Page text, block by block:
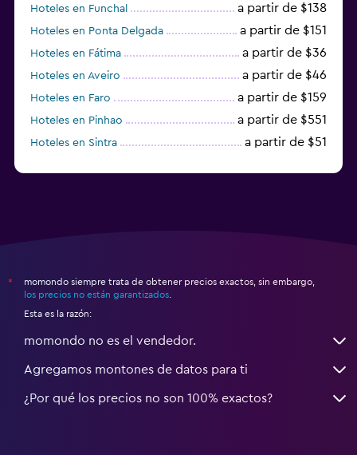
Hoteles en Funchal a partir de $138
Hoteles en Ponta Delgada a partir de $151
Hoteles en Fátima a partir de $36
Hoteles en Aveiro a partir de $46
Hoteles en Faro a partir de $159
Hoteles en Pinhao a partir de $551
Hoteles en Sintra a partir de $51
*
momondo siempre trata de obtener precios exactos, sin embargo,
los precios no están garantizados
Esta es la razón:
momondo no es el vendedor.
Agregamos montones de datos para ti
¿Por qué los precios no son 100% exactos?